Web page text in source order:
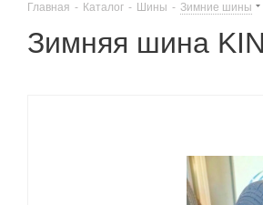
Главная - Каталог - Шины - Зимние шины
Зимняя шина